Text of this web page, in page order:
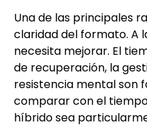
Una de las principales
claridad del formato. A
necesita mejorar. El
de recuperación, la
resistencia mental son
comparar con el
híbrido sea